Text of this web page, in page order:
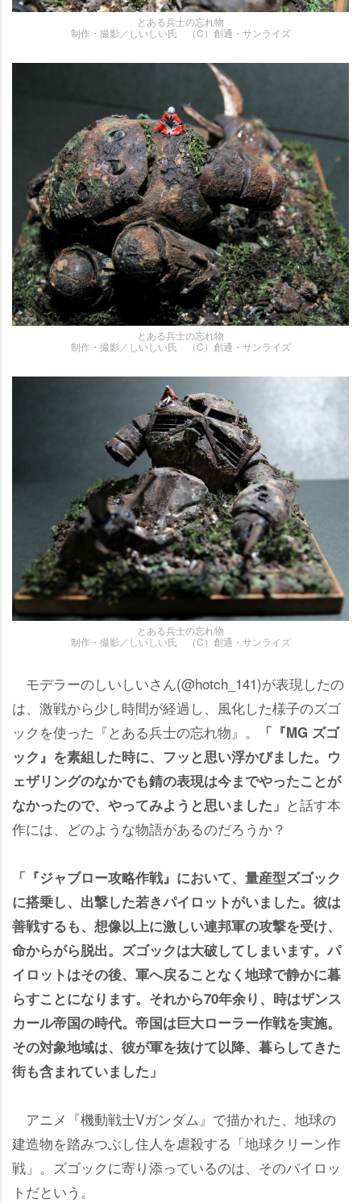
とある兵士の忘れ物
制作・撮影／しいしい氏 （C）創通・サンライズ
とある兵士の忘れ物
制作・撮影／しいしい氏 （C）創通・サンライズ
とある兵士の忘れ物
制作・撮影／しいしい氏 （C）創通・サンライズ
モデラーのしいしいさん(@hotch_141)が表現したの
は、激戦から少し時間が経過し、風化した様子のズゴ
ックを使った『とある兵士の忘れ物』。
「『MG ズゴ
ック』を素組した時に、フッと思い浮かびました。ウ
ェザリングのなかでも錆の表現は今までやったことが
なかったので、やってみようと思いました」 と話す本
作には、どのような物語があるのだろうか？
「『ジャブロー攻略作戦』において、量産型ズゴック
に搭乗し、出撃した若きパイロットがいました。彼は
善戦するも、想像以上に激しい連邦軍の攻撃を受け、
命からがら脱出。ズゴックは大破してしまいます。パ
イロットはその後、軍へ戻ることなく地球で静かに暮
らすことになります。それから70年余り、時はザンス
カール帝国の時代。帝国は巨大ローラー作戦を実施。
その対象地域は、彼が軍を抜けて以降、暮らしてきた
街も含まれていました」
アニメ『機動戦士Vガンダム』で描かれた、地球の
建造物を踏みつぶし住人を虐殺する「地球クリーン作
戦」。ズゴックに寄り添っているのは、そのパイロッ
トだという。